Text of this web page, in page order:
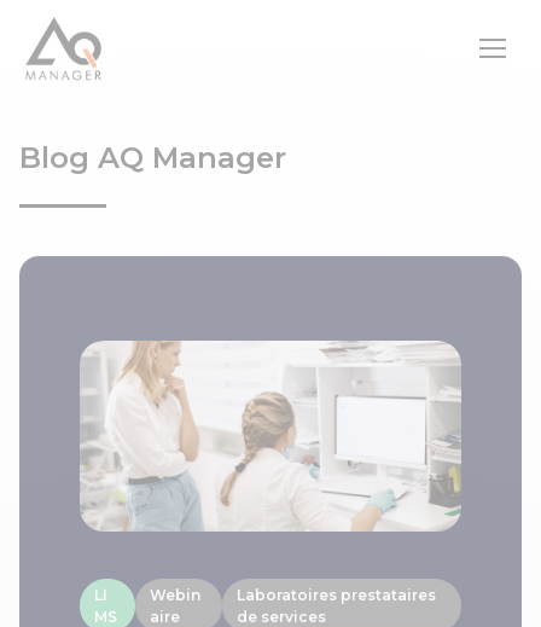
Blog AQ Manager
LI
MS
Webin
aire
Laboratoires prestataires
de services